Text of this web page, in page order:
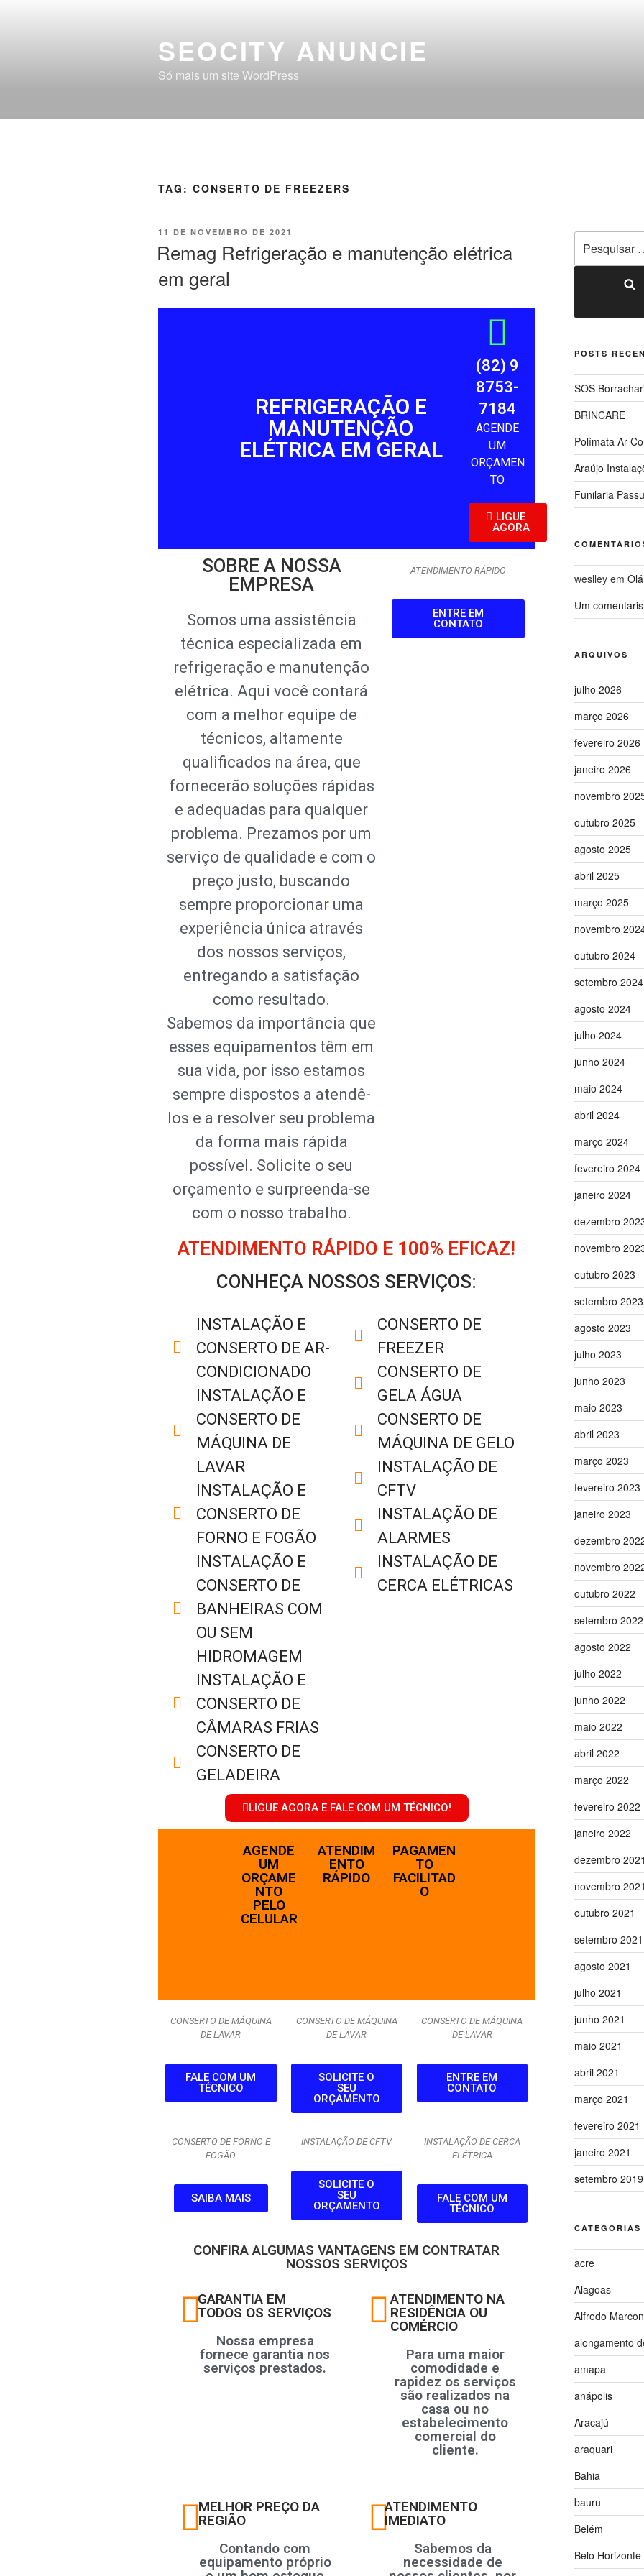
SEOCITY ANUNCIE
Só mais um site WordPress
TAG: CONSERTO DE FREEZERS
11 DE NOVEMBRO DE 2021
Remag Refrigeração e manutenção elétrica
em geral
REFRIGERAÇÃO E
MANUTENÇÃO
ELÉTRICA EM GERAL
(82) 9
8753-
7184
AGENDE
UM
ORÇAMEN
TO
LIGUE
AGORA
SOBRE A NOSSA
EMPRESA
Somos uma assistência
técnica especializada em
refrigeração e manutenção
elétrica. Aqui você contará
com a melhor equipe de
técnicos, altamente
qualificados na área, que
fornecerão soluções rápidas
e adequadas para qualquer
problema. Prezamos por um
serviço de qualidade e com o
preço justo, buscando
sempre proporcionar uma
experiência única através
dos nossos serviços,
entregando a satisfação
como resultado.
Sabemos da importância que
esses equipamentos têm em
sua vida, por isso estamos
sempre dispostos a atendê-
los e a resolver seu problema
da forma mais rápida
possível. Solicite o seu
orçamento e surpreenda-se
com o nosso trabalho.
ATENDIMENTO RÁPIDO
ENTRE EM
CONTATO
ATENDIMENTO RÁPIDO E 100% EFICAZ!
CONHEÇA NOSSOS SERVIÇOS:
INSTALAÇÃO E
CONSERTO DE AR-
CONDICIONADO
INSTALAÇÃO E
CONSERTO DE
MÁQUINA DE
LAVAR
INSTALAÇÃO E
CONSERTO DE
FORNO E FOGÃO
INSTALAÇÃO E
CONSERTO DE
BANHEIRAS COM
OU SEM
HIDROMAGEM
INSTALAÇÃO E
CONSERTO DE
CÂMARAS FRIAS
CONSERTO DE
GELADEIRA
CONSERTO DE
FREEZER
CONSERTO DE
GELA ÁGUA
CONSERTO DE
MÁQUINA DE GELO
INSTALAÇÃO DE
CFTV
INSTALAÇÃO DE
ALARMES
INSTALAÇÃO DE
CERCA ELÉTRICAS
LIGUE AGORA E FALE COM UM TÉCNICO!
AGENDE
UM
ORÇAME
NTO
PELO
CELULAR
ATENDIM
ENTO
RÁPIDO
PAGAMEN
TO
FACILITAD
O
CONSERTO DE MÁQUINA
DE LAVAR
FALE COM UM
TÉCNICO
CONSERTO DE MÁQUINA
DE LAVAR
SOLICITE O
SEU
ORÇAMENTO
CONSERTO DE MÁQUINA
DE LAVAR
ENTRE EM
CONTATO
CONSERTO DE FORNO E
FOGÃO
SAIBA MAIS
INSTALAÇÃO DE CFTV
SOLICITE O
SEU
ORÇAMENTO
INSTALAÇÃO DE CERCA
ELÉTRICA
FALE COM UM
TÉCNICO
CONFIRA ALGUMAS VANTAGENS EM CONTRATAR
NOSSOS SERVIÇOS
GARANTIA EM
TODOS OS SERVIÇOS
Nossa empresa
fornece garantia nos
serviços prestados.
ATENDIMENTO NA
RESIDÊNCIA OU
COMÉRCIO
Para uma maior
comodidade e
rapidez os serviços
são realizados na
casa ou no
estabelecimento
comercial do
cliente.
MELHOR PREÇO DA
REGIÃO
Contando com
equipamento próprio
ATENDIMENTO
IMEDIATO
Sabemos da
necessidade de
POSTS
SOS
BRINCARE
Polímata Ar
Araújo
Funilaria
weslleyem
Um
ARQUIVOS
julho 2026
março 2026
fevereiro 2026
janeiro 2026
novembro
outubro 2025
agosto 2025
abril 2025
março 2025
novembro
outubro 2024
setembro 2024
agosto 2024
julho 2024
junho 2024
maio 2024
abril 2024
março 2024
fevereiro 2024
janeiro 2024
dezembro
novembro
outubro 2023
setembro 2023
agosto 2023
julho 2023
junho 2023
maio 2023
abril 2023
março 2023
fevereiro 2023
janeiro 2023
dezembro
novembro
outubro 2022
setembro 2022
agosto 2022
julho 2022
junho 2022
maio 2022
abril 2022
março 2022
fevereiro 2022
janeiro 2022
dezembro
novembro
outubro 2021
setembro 2021
agosto 2021
julho 2021
junho 2021
maio 2021
abril 2021
março 2021
fevereiro 2021
janeiro 2021
setembro 2019
CATEGORIAS
acre
Alagoas
Alfredo
alongamento
amapa
anápolis
Aracajú
araquari
Bahia
bauru
Belém
Belo Horizonte